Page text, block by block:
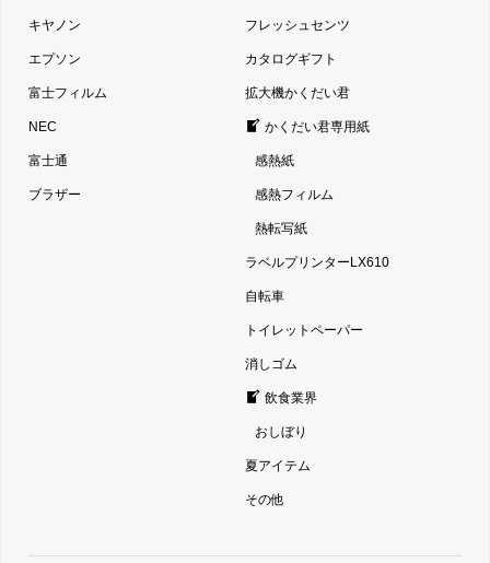
キヤノン
エプソン
富士フィルム
NEC
富士通
ブラザー
フレッシュセンツ
カタログギフト
拡大機かくだい君
かくだい君専用紙
感熱紙
感熱フィルム
熱転写紙
ラベルプリンターLX610
自転車
トイレットペーパー
消しゴム
飲食業界
おしぼり
夏アイテム
その他